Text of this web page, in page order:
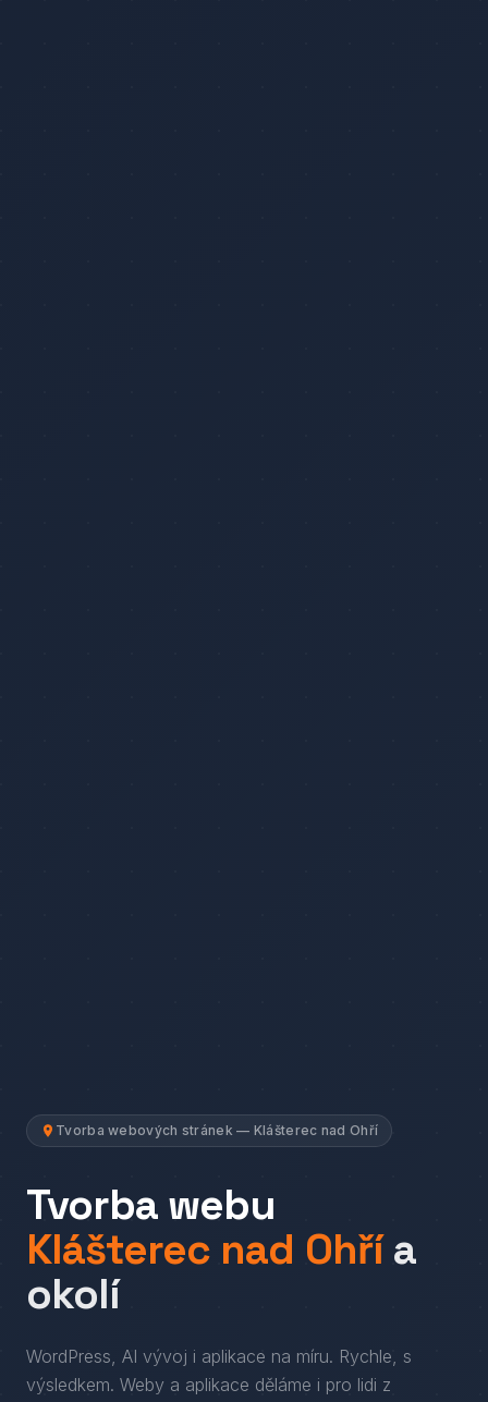
Tvorba webových stránek — Klášterec nad Ohří
Tvorba webu
Klášterec nad Ohří a
okolí
WordPress, AI vývoj i aplikace na míru. Rychle, s
výsledkem. Weby a aplikace děláme i pro lidi z